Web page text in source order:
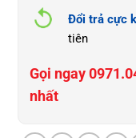
Đổi trả cực
tiên
Gọi ngay
nhất